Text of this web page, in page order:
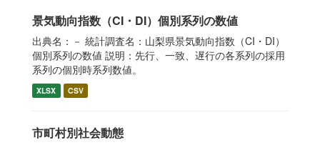
景気動向指数（CI・DI）個別系列の数値
出典名：－ 統計調査名：山梨県景気動向指数（CI・DI）
個別系列の数値 説明：先行、一致、遅行の各系列の採用
系列の個別時系列数値。
XLSX CSV
市町村別社会動態